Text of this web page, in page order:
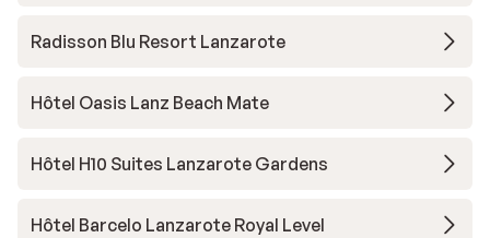
Radisson Blu Resort Lanzarote
Hôtel Oasis Lanz Beach Mate
Hôtel H10 Suites Lanzarote Gardens
Hôtel Barcelo Lanzarote Royal Level